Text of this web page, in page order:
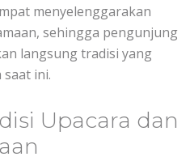
menyelenggarakan
sehingga pengunjung
langsung tradisi yang
ini.
Upacara dan